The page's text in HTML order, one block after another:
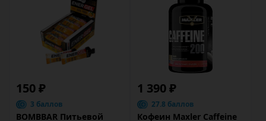
150 ₽
3 баллов
BOMBBAR Питьевой
1 390 ₽
27.8 баллов
Кофеин Maxler Caffeine